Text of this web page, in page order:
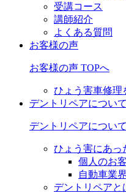
受講コース
講師紹介
よくある質問
お客様の声
お客様の声 TOPへ
ひょう害車修理
デントリペアについて
デントリペアについ
ひょう害にあっ
個人のお
自動車業
デントリペアと